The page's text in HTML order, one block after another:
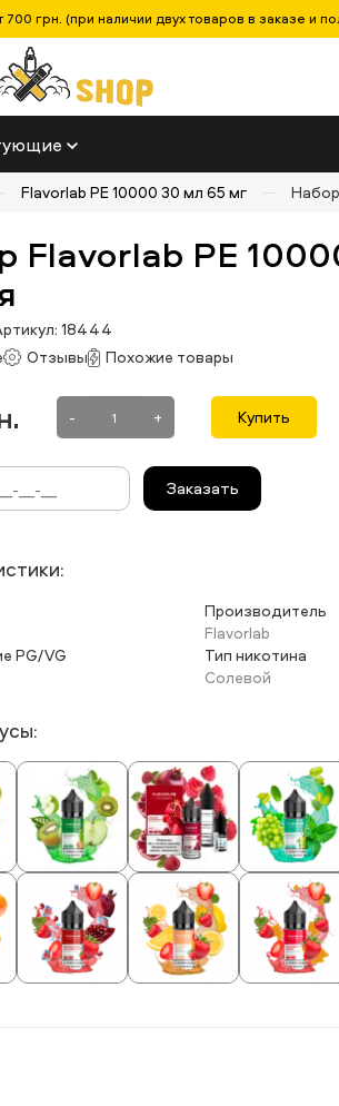
грн. (при наличии двух товаров в заказе и
Flavorlab PE 10000 30 мл 65 мг
Flavorlab PE
18444
Отзывы Похожие товары
- + Купить
Заказать
Производитель
Flavorlab
PG/VG
Тип никотина
Солевой